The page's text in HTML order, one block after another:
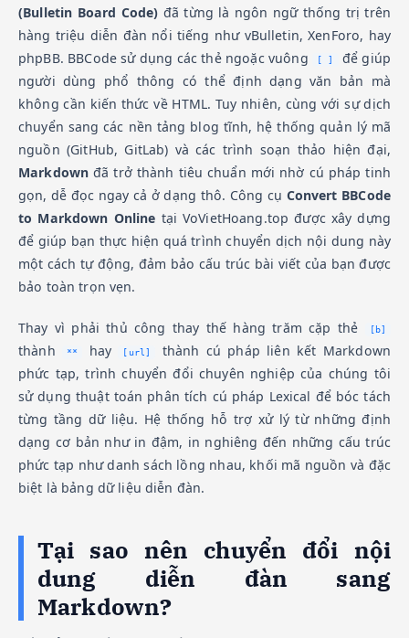
(Bulletin Board Code) đã từng là ngôn ngữ thống trị trên
hàng triệu diễn đàn nổi tiếng như vBulletin, XenForo, hay
phpBB. BBCode sử dụng các thẻ ngoặc vuông
[ ]
để giúp
người dùng phổ thông có thể định dạng văn bản mà
không cần kiến thức về HTML. Tuy nhiên, cùng với sự dịch
chuyển sang các nền tảng blog tĩnh, hệ thống quản lý mã
nguồn (GitHub, GitLab) và các trình soạn thảo hiện đại,
Markdown đã trở thành tiêu chuẩn mới nhờ cú pháp tinh
gọn, dễ đọc ngay cả ở dạng thô. Công cụ Convert BBCode
to Markdown Online tại VoVietHoang.top được xây dựng
để giúp bạn thực hiện quá trình chuyển dịch nội dung này
một cách tự động, đảm bảo cấu trúc bài viết của bạn được
bảo toàn trọn vẹn.
Thay vì phải thủ công thay thế hàng trăm cặp thẻ [b]
thành ** hay [url]
thành cú pháp liên kết Markdown
phức tạp, trình chuyển đổi chuyên nghiệp của chúng tôi
sử dụng thuật toán phân tích cú pháp Lexical để bóc tách
từng tầng dữ liệu. Hệ thống hỗ trợ xử lý từ những định
dạng cơ bản như in đậm, in nghiêng đến những cấu trúc
phức tạp như danh sách lồng nhau, khối mã nguồn và đặc
biệt là bảng dữ liệu diễn đàn.
Tại sao nên chuyển đổi nội
dung diễn đàn sang
Markdown?